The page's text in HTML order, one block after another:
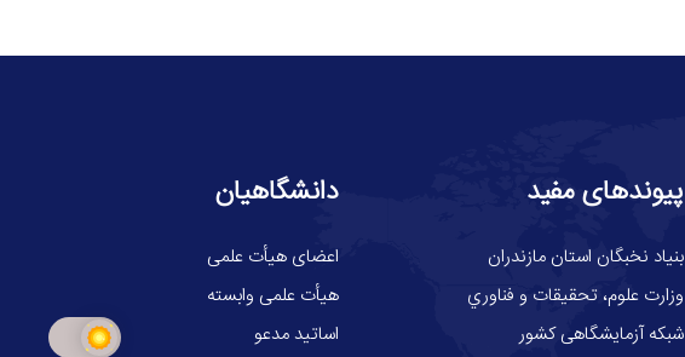
پیوندهای مفید
بنیاد نخبگان استان مازندران
وزارت علوم، تحقيقات و فناوري
شبکه آزمایشگاهی کشور
دانشگاهیان
اعضای هیأت علمی
هیأت علمی وابسته
اساتید مدعو